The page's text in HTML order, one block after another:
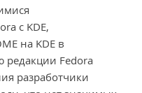
с KDE,
на KDE в
редакции Fedora
разработчики